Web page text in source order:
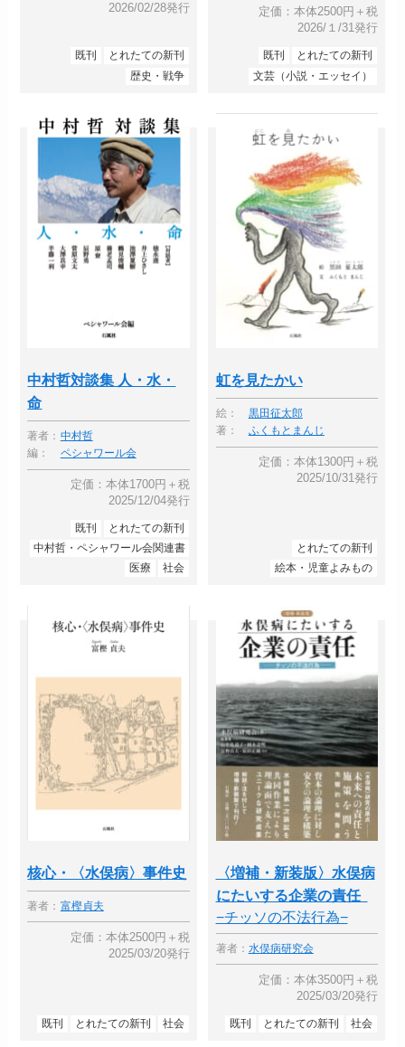
2026/02/28発行
既刊
とれたての新刊
歴史・戦争
定価：本体2500円＋税
2026/１/31発行
既刊
とれたての新刊
文芸（小説・エッセイ）
中村哲対談集 人・水・
命
著者： 中村哲
編：
ペシャワール会
定価：本体1700円＋税
2025/12/04発行
既刊
とれたての新刊
中村哲・ペシャワール会関連書
医療
社会
虹を見たかい
絵：
黒田征太郎
著：
ふくもとまんじ
定価：本体1300円＋税
2025/10/31発行
とれたての新刊
絵本・児童よみもの
核心・〈水俣病〉事件史
著者： 富樫貞夫
定価：本体2500円＋税
2025/03/20発行
既刊 とれたての新刊 社会
〈増補・新装版〉水俣病
にたいする企業の責任
−チッソの不法行為−
著者： 水俣病研究会
定価：本体3500円＋税
2025/03/20発行
既刊 とれたての新刊 社会